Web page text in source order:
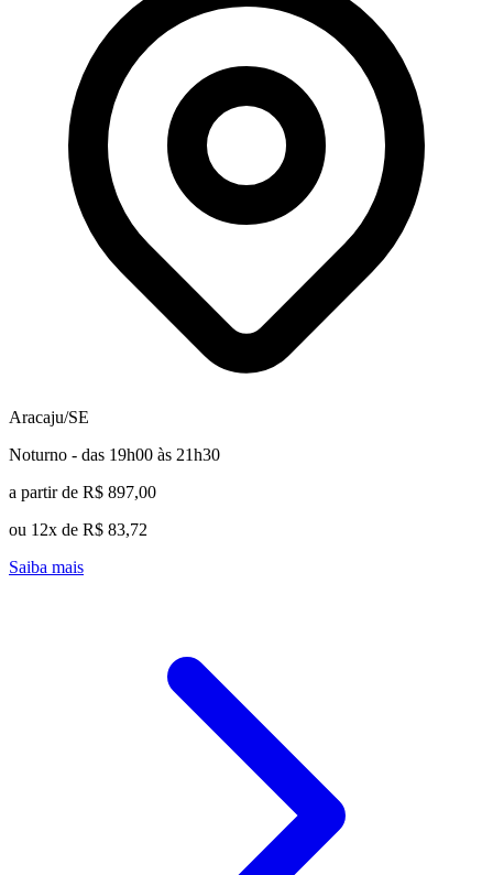
Aracaju/SE
Noturno - das 19h00 às 21h30
a partir de R$ 897,00
ou 12x de R$ 83,72
Saiba mais